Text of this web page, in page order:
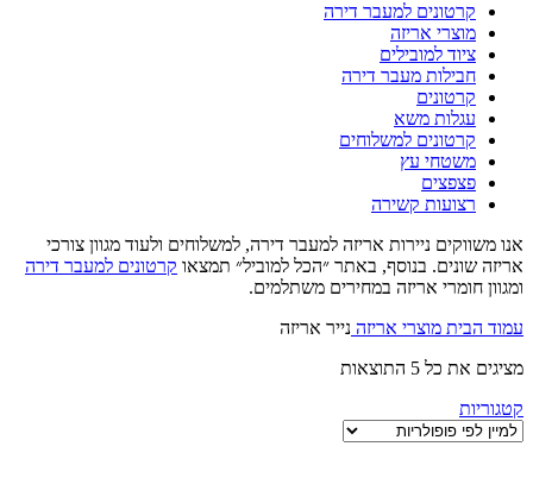
קרטונים למעבר דירה
מוצרי אריזה
ציוד למובילים
חבילות מעבר דירה
קרטונים
עגלות משא
קרטונים למשלוחים
משטחי עץ
פצפצים
רצועות קשירה
אנו משווקים ניירות אריזה למעבר דירה, למשלוחים ולעוד מגוון צורכי
אריזה שונים. בנוסף, באתר ״הכל למוביל״ תמצאו קרטונים למעבר דירה
ומגוון חומרי אריזה במחירים משתלמים.
עמוד הבית מוצרי אריזה נייר אריזה
מציגים את כל ⁦5⁩ התוצאות
קטגוריות